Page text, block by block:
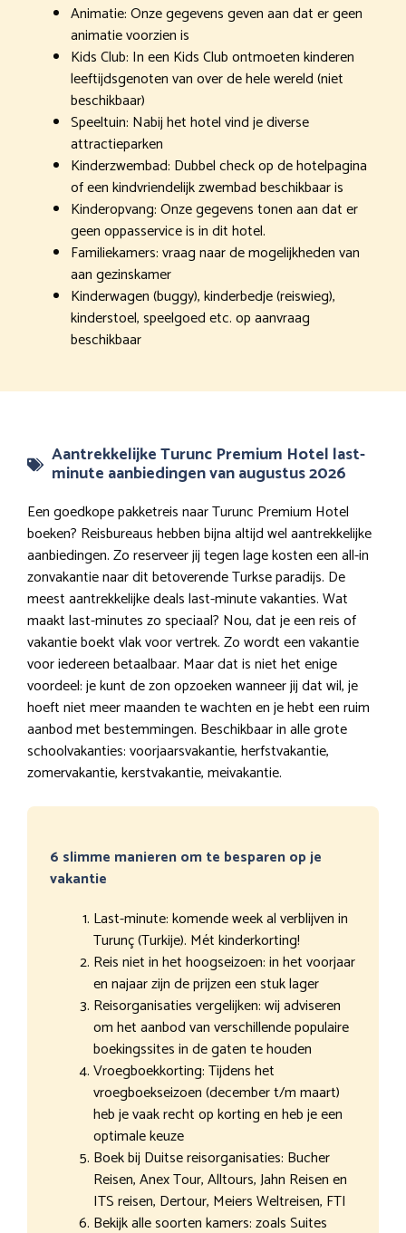
Animatie: Onze gegevens geven aan dat er geen
animatie voorzien is
Kids Club: In een Kids Club ontmoeten kinderen
leeftijdsgenoten van over de hele wereld (niet
beschikbaar)
Speeltuin: Nabij het hotel vind je diverse
attractieparken
Kinderzwembad: Dubbel check op de hotelpagina
of een kindvriendelijk zwembad beschikbaar is
Kinderopvang: Onze gegevens tonen aan dat er
geen oppasservice is in dit hotel.
Familiekamers: vraag naar de mogelijkheden van
aan gezinskamer
Kinderwagen (buggy), kinderbedje (reiswieg),
kinderstoel, speelgoed etc. op aanvraag
beschikbaar
Aantrekkelijke Turunc Premium Hotel last-
minute aanbiedingen van augustus 2026
Een goedkope pakketreis naar Turunc Premium Hotel
boeken? Reisbureaus hebben bijna altijd wel aantrekkelijke
aanbiedingen. Zo reserveer jij tegen lage kosten een all-in
zonvakantie naar dit betoverende Turkse paradijs. De
meest aantrekkelijke deals last-minute vakanties. Wat
maakt last-minutes zo speciaal? Nou, dat je een reis of
vakantie boekt vlak voor vertrek. Zo wordt een vakantie
voor iedereen betaalbaar. Maar dat is niet het enige
voordeel: je kunt de zon opzoeken wanneer jij dat wil, je
hoeft niet meer maanden te wachten en je hebt een ruim
aanbod met bestemmingen. Beschikbaar in alle grote
schoolvakanties: voorjaarsvakantie, herfstvakantie,
zomervakantie, kerstvakantie, meivakantie.
6 slimme manieren om te besparen op je
vakantie
Last-minute: komende week al verblijven in
Turunç (Turkije). Mét kinderkorting!
Reis niet in het hoogseizoen: in het voorjaar
en najaar zijn de prijzen een stuk lager
Reisorganisaties vergelijken: wij adviseren
om het aanbod van verschillende populaire
boekingssites in de gaten te houden
Vroegboekkorting: Tijdens het
vroegboekseizoen (december t/m maart)
heb je vaak recht op korting en heb je een
optimale keuze
Boek bij Duitse reisorganisaties: Bucher
Reisen, Anex Tour, Alltours, Jahn Reisen en
ITS reisen, Dertour, Meiers Weltreisen, FTI
Bekijk alle soorten kamers: zoals Suites